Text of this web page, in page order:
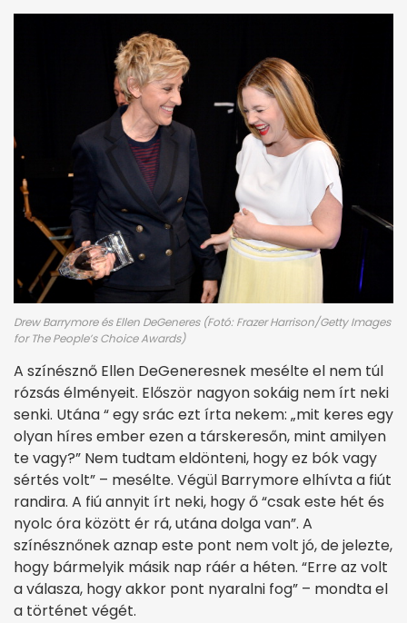
Drew Barrymore és Ellen DeGeneres (Fotó: Frazer Harrison/Getty Images
for The People’s Choice Awards)
A színésznő Ellen DeGeneresnek mesélte el nem túl
rózsás élményeit. Először nagyon sokáig nem írt neki
senki. Utána “ egy srác ezt írta nekem: „mit keres egy
olyan híres ember ezen a társkeresőn, mint amilyen
te vagy?” Nem tudtam eldönteni, hogy ez bók vagy
sértés volt” – mesélte. Végül Barrymore elhívta a fiút
randira. A fiú annyit írt neki, hogy ő “csak este hét és
nyolc óra között ér rá, utána dolga van”. A
színésznőnek aznap este pont nem volt jó, de jelezte,
hogy bármelyik másik nap ráér a héten. “Erre az volt
a válasza, hogy akkor pont nyaralni fog” – mondta el
a történet végét.